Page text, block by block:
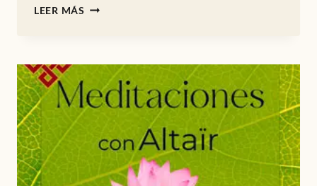
LEER MÁS LA
TRABAJO
MEDITATIVO